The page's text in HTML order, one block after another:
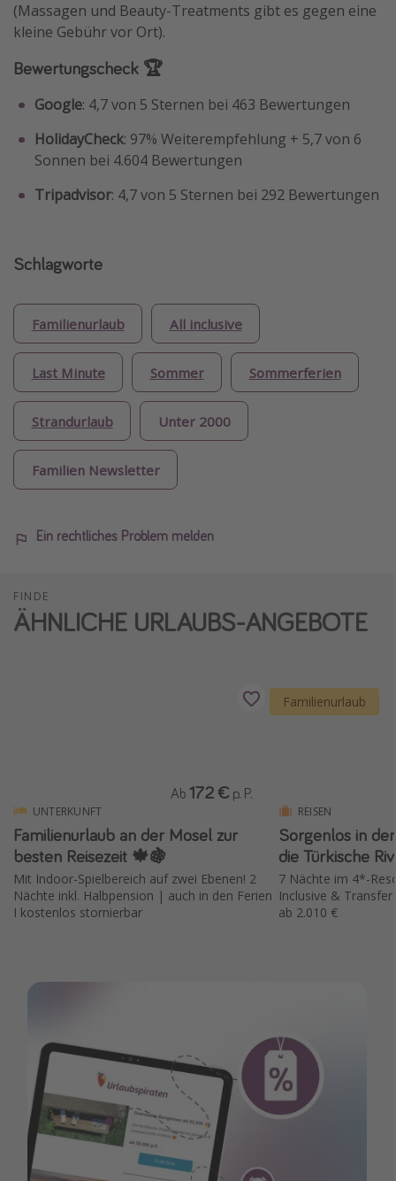
(Massagen und Beauty-Treatments gibt es gegen eine
kleine Gebühr vor Ort).
Bewertungscheck 🏆
Google: 4,7 von 5 Sternen bei 463 Bewertungen
HolidayCheck: 97% Weiterempfehlung + 5,7 von 6
Sonnen bei 4.604 Bewertungen
Tripadvisor: 4,7 von 5 Sternen bei 292 Bewertungen
Schlagworte
Familienurlaub All inclusive
Last Minute Sommer Sommerferien
Strandurlaub Unter 2000
Familien Newsletter
Ein rechtliches Problem melden
FINDE
ÄHNLICHE URLAUBS-ANGEBOTE
UNTERKUNFT
Familienurlaub an der Mosel zur
besten Reisezeit 🍁🍇
Mit Indoor-Spielbereich auf zwei Ebenen! 2
Nächte inkl. Halbpension | auch in den Ferien
I kostenlos stornierbar
Ab 172 € p. P.
Familienurlaub
REISEN
Sorgenlos in
die Türkische
7 Nächte im 4*-
Inclusive &
ab 2.010 €